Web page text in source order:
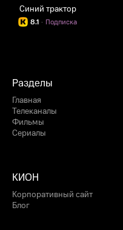
Синий трактор
8.1 Подписка
·
Разделы
Главная
Телеканалы
Фильмы
Сериалы
КИОН
Корпоративный сайт
Блог